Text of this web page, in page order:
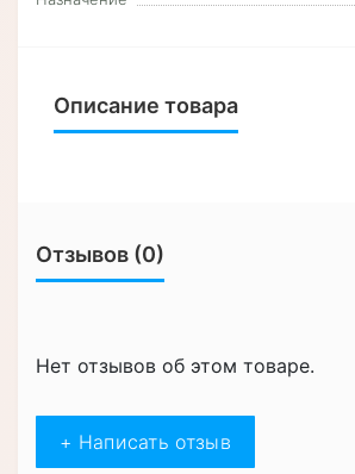
Описание товара
Отзывов (0)
Нет отзывов об этом товаре.
+ Написать отзыв